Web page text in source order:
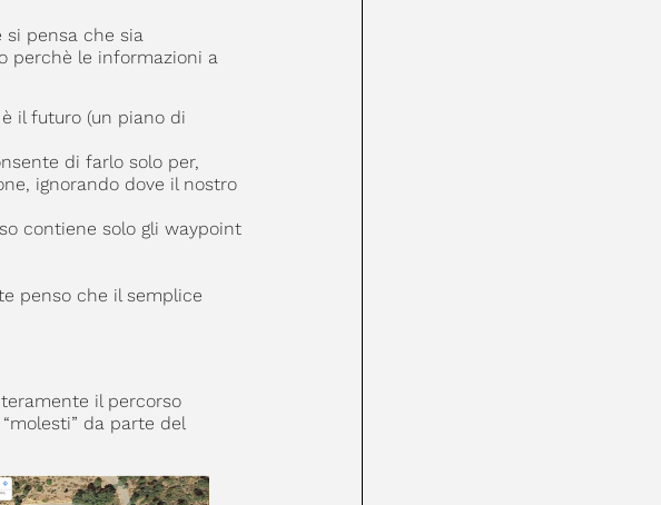
pensa che sia
perchè le informazioni a
il futuro (un piano di
di farlo solo per,
ignorando dove il nostro
contiene solo gli waypoint
penso che il semplice
il percorso
da parte del